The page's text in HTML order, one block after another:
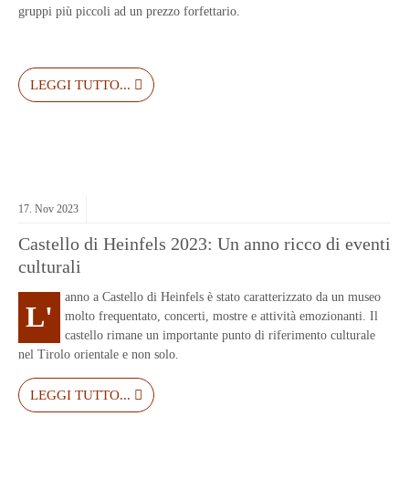
gruppi più piccoli ad un prezzo forfettario.
LEGGI TUTTO...
17. Nov 2023
Castello di Heinfels 2023: Un anno ricco di eventi
culturali
L'
anno a Castello di Heinfels è stato caratterizzato da un museo
molto frequentato, concerti, mostre e attività emozionanti. Il
castello rimane un importante punto di riferimento culturale
nel Tirolo orientale e non solo.
LEGGI TUTTO...